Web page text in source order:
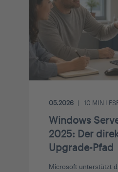
05.2026 10 MIN
Windows
2025: Der
Upgrade-Pfad
Microsoft unterstützt